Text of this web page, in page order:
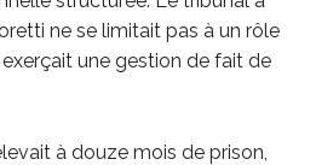
ne se limitait pas à un rôle
exerçait une gestion de fait de
à douze mois de prison,